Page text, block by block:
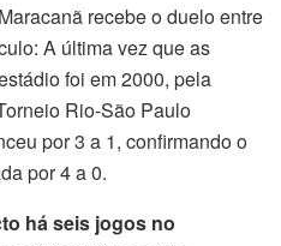
recebe o duelo entre
A última vez que as
foi em 2000, pela
Rio-São Paulo
por 3 a 1, confirmando o
por 4 a 0.
há seis jogos no